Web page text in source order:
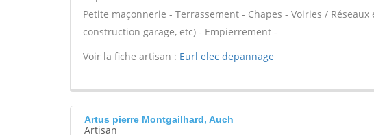
Petite maçonnerie - Terrassement - Chapes - Voiries /
construction garage, etc) - Empierrement -
Voir la fiche artisan : Eurl elec depannage
Artus pierre Montgailhard, Auch
Artisan